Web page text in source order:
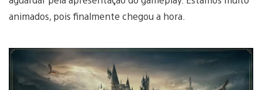
animados, pois finalmente chegou a hora.